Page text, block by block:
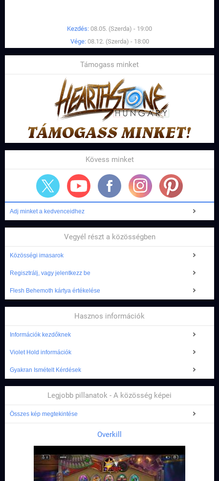
Kezdés: 08.05. (Szerda) - 19:00
Vége: 08.12. (Szerda) - 18:00
Támogass minket
Kövess minket
Adj minket a kedvenceidhez
Vegyél részt a közösségben
Közösségi imasarok
Regisztrálj, vagy jelentkezz be
Flesh Behemoth kártya értékelése
Hasznos információk
Információk kezdőknek
Violet Hold információk
Gyakran Ismételt Kérdések
Legjobb pillanatok - A közösség képei
Összes kép megtekintése
Overkill